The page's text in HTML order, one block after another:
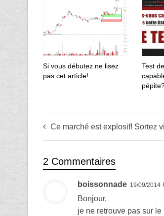
Si vous débutez ne lisez
pas cet article!
Test
Ce marché est explosif! Sortez vite
2 Commentaires
boissonnade 19/09/2014
Bonjour,
je ne retrouve pas sur